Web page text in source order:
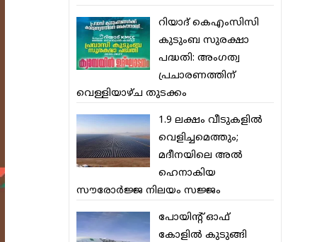
റിയാദ് കെഎംസിസി
കുടുംബ സുരക്ഷാ
പദ്ധതി: അംഗത്വ
പ്രചാരണത്തിന്
വെള്ളിയാഴ്ച തുടക്കം
1.9 ലക്ഷം വീടുകളില്‍
വെളിച്ചമെത്തും;
മദീനയിലെ അല്‍
ഹെനാകിയ
സൗരോര്‍ജ്ജ നിലയം സജ്ജം
പോയിന്റ് ഓഫ്
കോളില്‍ കുടുങ്ങി